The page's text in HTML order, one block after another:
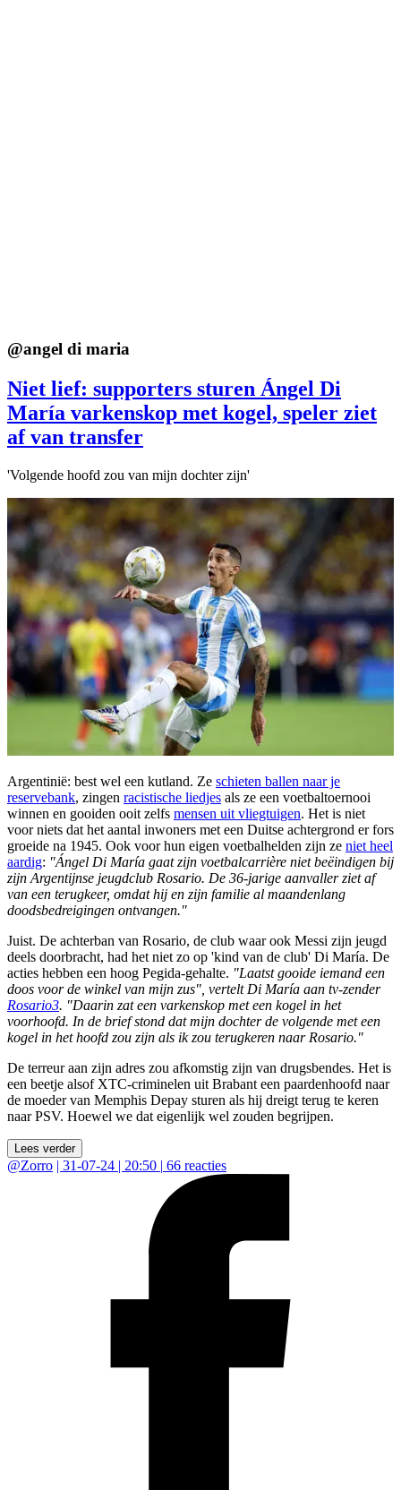
@angel di maria
Niet lief: supporters sturen Ángel Di
María varkenskop met kogel, speler ziet
af van transfer
'Volgende hoofd zou van mijn dochter zijn'
Argentinië: best wel een kutland. Ze schieten ballen naar je
reservebank, zingen racistische liedjes als ze een voetbaltoernooi
winnen en gooiden ooit zelfs mensen uit vliegtuigen. Het is niet
voor niets dat het aantal inwoners met een Duitse achtergrond er fors
groeide na 1945. Ook voor hun eigen voetbalhelden zijn ze niet heel
aardig: "Ángel Di María gaat zijn voetbalcarrière niet beëindigen bij
zijn Argentijnse jeugdclub Rosario. De 36-jarige aanvaller ziet af
van een terugkeer, omdat hij en zijn familie al maandenlang
doodsbedreigingen ontvangen."
Juist. De achterban van Rosario, de club waar ook Messi zijn jeugd
deels doorbracht, had het niet zo op 'kind van de club' Di María. De
acties hebben een hoog Pegida-gehalte. "Laatst gooide iemand een
doos voor de winkel van mijn zus", vertelt Di María aan tv-zender
Rosario3. "Daarin zat een varkenskop met een kogel in het
voorhoofd. In de brief stond dat mijn dochter de volgende met een
kogel in het hoofd zou zijn als ik zou terugkeren naar Rosario."
De terreur aan zijn adres zou afkomstig zijn van drugsbendes. Het is
een beetje alsof XTC-criminelen uit Brabant een paardenhoofd naar
de moeder van Memphis Depay sturen als hij dreigt terug te keren
naar PSV. Hoewel we dat eigenlijk wel zouden begrijpen.
Lees verder
@Zorro | 31-07-24 | 20:50 | 66 reacties